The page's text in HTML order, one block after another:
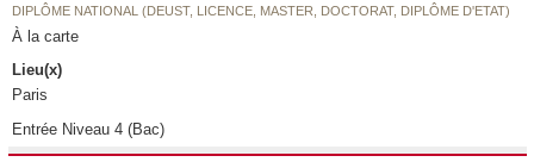
DIPLÔME NATIONAL (DEUST, LICENCE, MASTER, DOCTORAT, DIPLÔME D'ETAT)
À la carte
Lieu(x)
Paris
Entrée Niveau 4 (Bac)